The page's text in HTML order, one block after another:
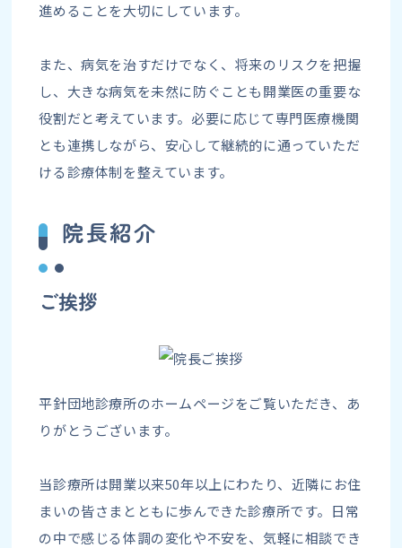
進めることを大切にしています。
また、病気を治すだけでなく、将来のリスクを把握
し、大きな病気を未然に防ぐことも開業医の重要な
役割だと考えています。必要に応じて専門医療機関
とも連携しながら、安心して継続的に通っていただ
ける診療体制を整えています。
院長紹介
ご挨拶
平針団地診療所のホームページをご覧いただき、あ
りがとうございます。
当診療所は開業以来50年以上にわたり、近隣にお住
まいの皆さまとともに歩んできた診療所です。日常
の中で感じる体調の変化や不安を、気軽に相談でき